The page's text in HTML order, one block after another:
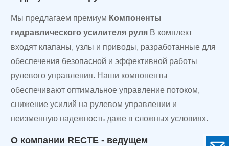
Мы предлагаем премиум Компоненты
гидравлического усилителя руля В комплект
входят клапаны, узлы и приводы, разработанные для
обеспечения безопасной и эффективной работы
рулевого управления. Наши компоненты
обеспечивают оптимальное управление потоком,
снижение усилий на рулевом управлении и
неизменную надежность даже в сложных условиях.
О компании RECTE - ведущем